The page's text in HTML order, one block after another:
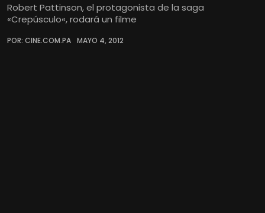
Robert Pattinson, el protagonista de la saga
«Crepúsculo«, rodará un filme
POR: CINE.COM.PA MAYO 4, 2012